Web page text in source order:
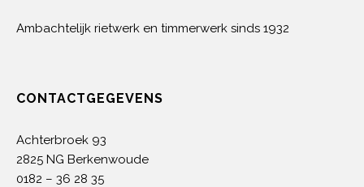
Ambachtelijk rietwerk en timmerwerk sinds 1932
CONTACTGEGEVENS
Achterbroek 93
2825 NG Berkenwoude
0182 – 36 28 35